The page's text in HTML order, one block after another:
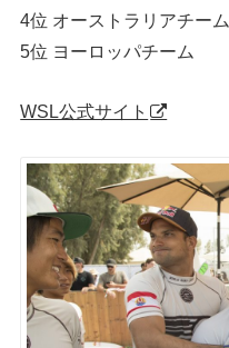
4位 オーストラリアチーム
5位 ヨーロッパチーム
WSL公式サイト